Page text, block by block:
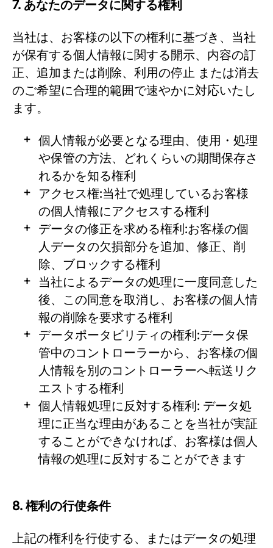
7. あなたのデータに関する権利
当社は、お客様の以下の権利に基づき、当社
が保有する個人情報に関する開示、内容の訂
正、追加または削除、利用の停止 または消去
のご希望に合理的範囲で速やかに対応いたし
ます。
個人情報が必要となる理由、使用・処理
や保管の方法、どれくらいの期間保存さ
れるかを知る権利
アクセス権:当社で処理しているお客様
の個人情報にアクセスする権利
データの修正を求める権利:お客様の個
人データの欠損部分を追加、修正、削
除、ブロックする権利
当社によるデータの処理に一度同意した
後、この同意を取消し、お客様の個人情
報の削除を要求する権利
データポータビリティの権利:データ保
管中のコントローラーから、お客様の個
人情報を別のコントローラーへ転送リク
エストする権利
個人情報処理に反対する権利: データ処
理に正当な理由があることを当社が実証
することができなければ、お客様は個人
情報の処理に反対することができます
8. 権利の行使条件
上記の権利を行使する、またはデータの処理